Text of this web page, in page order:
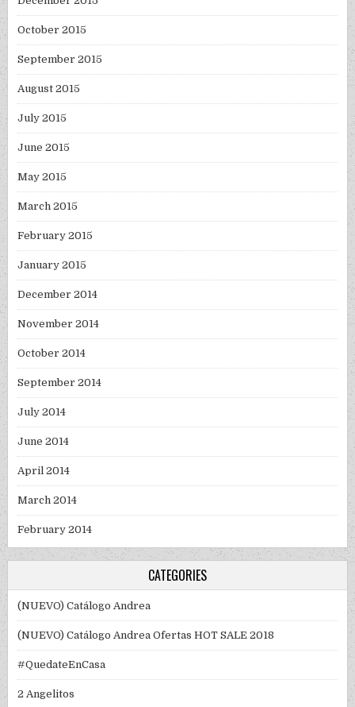
October 2015
September 2015
August 2015
July 2015
June 2015
May 2015
March 2015
February 2015
January 2015
December 2014
November 2014
October 2014
September 2014
July 2014
June 2014
April 2014
March 2014
February 2014
CATEGORIES
(NUEVO) Catálogo Andrea
(NUEVO) Catálogo Andrea Ofertas HOT SALE 2018
#QuedateEnCasa
2 Angelitos